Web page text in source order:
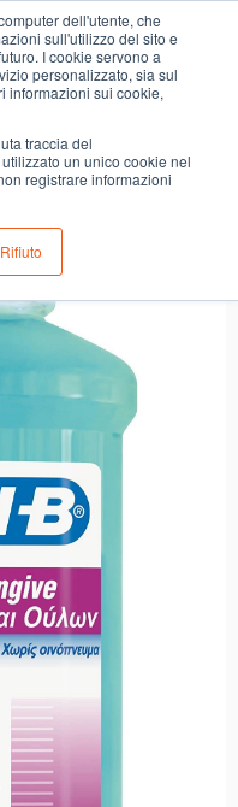
dell'utente, che
sull'utilizzo del sito e
I cookie servono a
personalizzato, sia sul
informazioni sui cookie,
traccia del
un unico cookie nel
registrare informazioni
Rifiuto
COLLUTT.ORAL B DENTI GENGIVE